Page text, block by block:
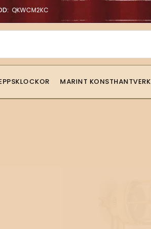
QKWCM2KC
MARINT KONSTHANTVERK